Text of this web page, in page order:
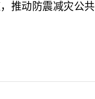
推动防震减灾公共